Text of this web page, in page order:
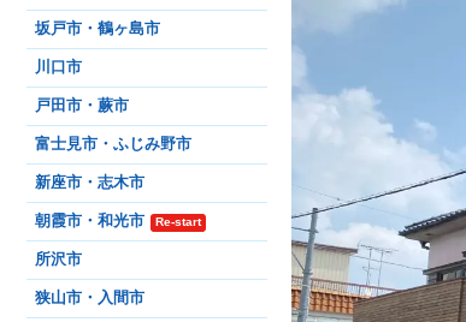
坂戸市・鶴ヶ島市
川口市
戸田市・蕨市
富士見市・ふじみ野市
新座市・志木市
朝霞市・和光市 Re-start
所沢市
狭山市・入間市